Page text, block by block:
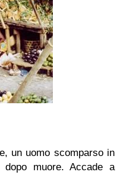
un uomo scomparso in
muore. Accade a